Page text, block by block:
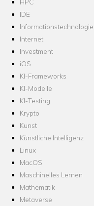
HPC
IDE
Informationstechnologie
Internet
Investment
iOS
KI-Frameworks
KI-Modelle
KI-Testing
Krypto
Kunst
Künstliche Intelligenz
Linux
MacOS
Maschinelles Lernen
Mathematik
Metaverse